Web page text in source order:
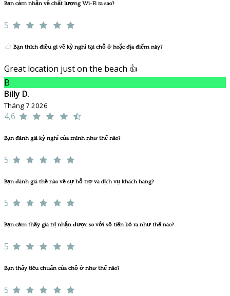
Bạn cảm nhận về chất lượng Wi-Fi ra sao?
5
Bạn thích điều gì về kỳ nghỉ tại chỗ ở hoặc địa điểm này?
Great location just on the beach 👍
B
Billy D.
Tháng 7 2026
4,6
Bạn đánh giá kỳ nghỉ của mình như thế nào?
5
Bạn đánh giá thế nào về sự hỗ trợ và dịch vụ khách hàng?
5
Bạn cảm thấy giá trị nhận được so với số tiền bỏ ra như thế nào?
5
Bạn thấy tiêu chuẩn của chỗ ở như thế nào?
5